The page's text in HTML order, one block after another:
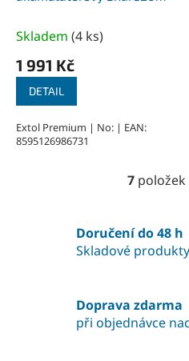
PREMIUM
Skladem (4 ks)
1 991 Kč
DETAIL
Extol Premium | No: | EAN:
8595126986731
O
á
d
a
p
r
7položek
Doručení do 48 h
Skladové
Doprava zdarma
při objednávce